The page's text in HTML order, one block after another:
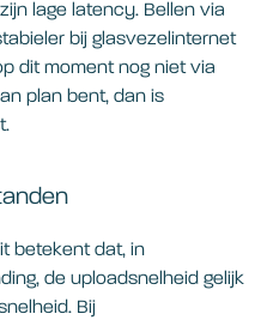
lage latency. Bellen via
bij glasvezelinternet
dit moment nog niet via
plan bent, dan is
betekent dat, in
de uploadsnelheid gelijk
Bij